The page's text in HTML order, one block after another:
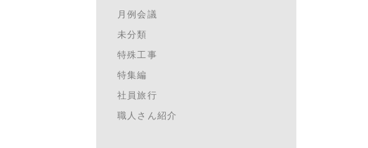
月例会議
未分類
特殊工事
特集編
社員旅行
職人さん紹介